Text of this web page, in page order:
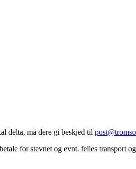
delta, må dere gi beskjed til
for stevnet og evnt. felles transport